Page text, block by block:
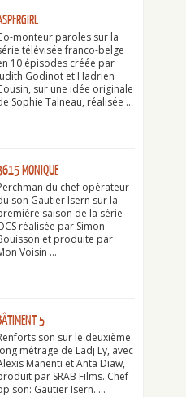
monteur paroles sur la
télévisée franco-belge
10 épisodes créée par
Godinot et Hadrien
sur une idée originale
Sophie Talneau, réalisée …
MONIQUE
du chef opérateur
son Gautier Isern sur la
saison de la série
réalisée par Simon
et produite par
Voisin …
5
son sur le deuxième
métrage de Ladj Ly, avec
Manenti et Anta Diaw,
par SRAB Films. Chef
son: Gautier Isern. …